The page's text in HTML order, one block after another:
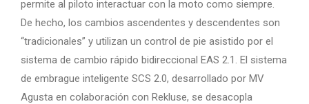
permite al piloto interactuar con la moto como siempre.
De hecho, los cambios ascendentes y descendentes son
“tradicionales” y utilizan un control de pie asistido por el
sistema de cambio rápido bidireccional EAS 2.1. El sistema
de embrague inteligente SCS 2.0, desarrollado por MV
Agusta en colaboración con Rekluse, se desacopla